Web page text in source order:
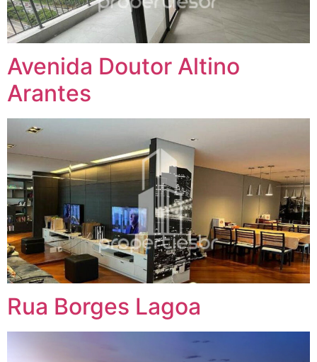
Avenida Doutor Altino
Arantes
Rua Borges Lagoa